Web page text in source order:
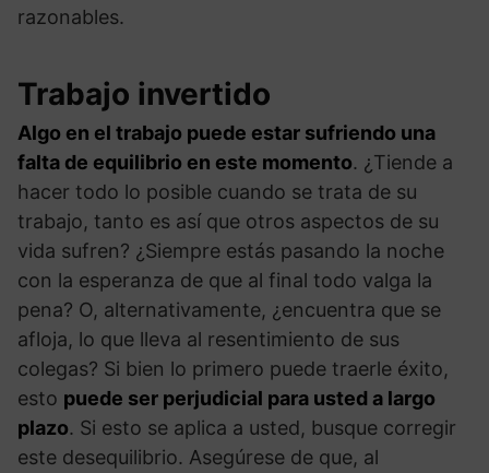
razonables.
Trabajo invertido
Algo en el trabajo puede estar sufriendo una
falta de equilibrio en este momento. ¿Tiende a
hacer todo lo posible cuando se trata de su
trabajo, tanto es así que otros aspectos de su
vida sufren? ¿Siempre estás pasando la noche
con la esperanza de que al final todo valga la
pena? O, alternativamente, ¿encuentra que se
afloja, lo que lleva al resentimiento de sus
colegas? Si bien lo primero puede traerle éxito,
esto puede ser perjudicial para usted a largo
plazo. Si esto se aplica a usted, busque corregir
este desequilibrio. Asegúrese de que, al